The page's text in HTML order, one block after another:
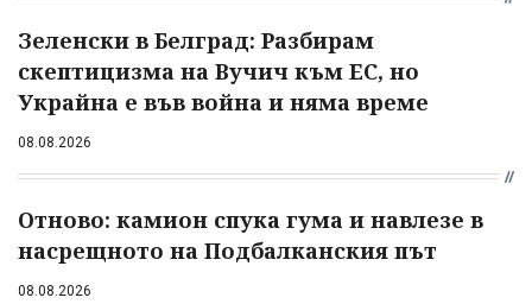
Зеленски в Белград: Разбирам
скептицизма на Вучич към ЕС, но
Украйна е във война и няма време
08.08.2026
Отново: камион спука гума и навлезе в
насрещното на Подбалканския път
08.08.2026